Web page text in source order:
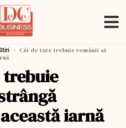
› Cât de tare trebuie românii să
iarnă